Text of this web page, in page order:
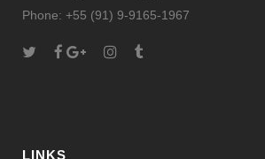
Phone: +55 (91) 9-9165-1967
LINKS